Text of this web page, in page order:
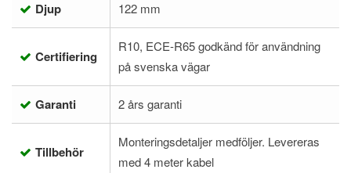
Djup 122 mm
Certifiering
R10, ECE-R65 godkänd för användning
på svenska vägar
Garanti 2 års garanti
Tillbehör
Monteringsdetaljer medföljer. Levereras
med 4 meter kabel